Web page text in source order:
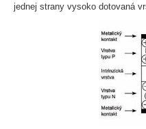
jednej strany vysoko dotovaná